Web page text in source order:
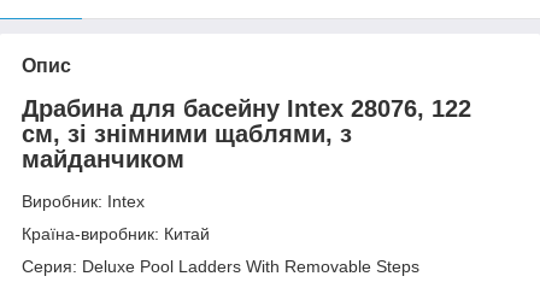
Опис
Драбина для басейну Intex 28076, 122
см, зі знімними щаблями, з
майданчиком
Виробник: Intex
Країна-виробник: Китай
Серия: Deluxe Pool Ladders With Removable Steps